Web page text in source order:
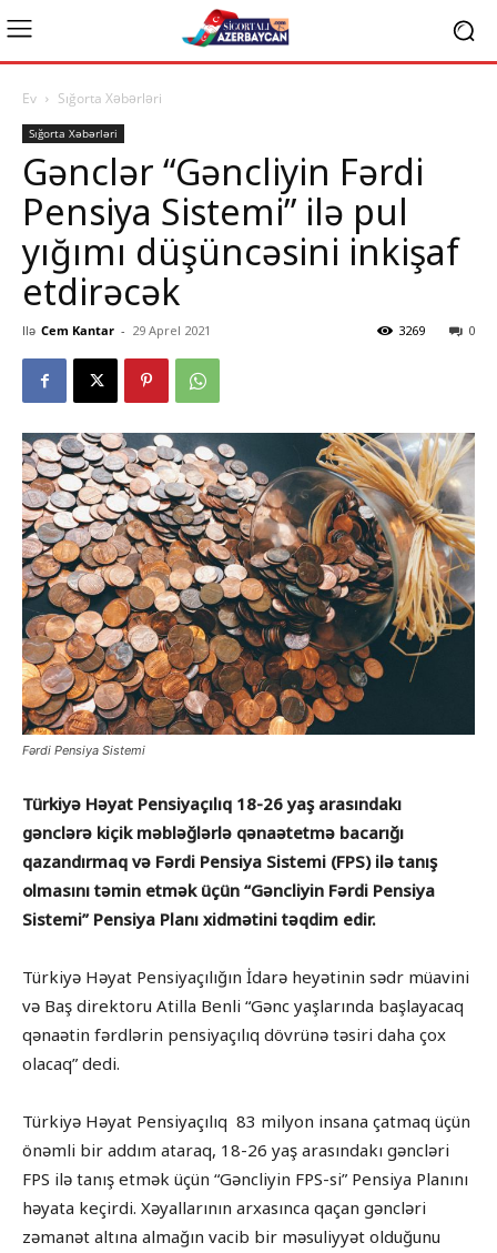
Ev Sığorta Xəbərləri
Sığorta Xəbərləri
Gənclər “Gəncliyin Fərdi
Pensiya Sistemi” ilə pul
yığımı düşüncəsini inkişaf
etdirəcək
Ilə Cem Kantar - 29 Aprel 2021 0
3269
Fərdi Pensiya Sistemi
Türkiyə Həyat Pensiyaçılıq 18-26 yaş arasındakı
gənclərə kiçik məbləğlərlə qənaətetmə bacarığı
qazandırmaq və Fərdi Pensiya Sistemi (FPS) ilə tanış
olmasını təmin etmək üçün “Gəncliyin Fərdi Pensiya
Sistemi” Pensiya Planı xidmətini təqdim edir.
Türkiyə Həyat Pensiyaçılığın İdarə heyətinin sədr müavini
və Baş direktoru Atilla Benli “Gənc yaşlarında başlayacaq
qənaətin fərdlərin pensiyaçılıq dövrünə təsiri daha çox
olacaq” dedi.
Türkiyə Həyat Pensiyaçılıq 83 milyon insana çatmaq üçün
önəmli bir addım ataraq, 18-26 yaş arasındakı gəncləri
FPS ilə tanış etmək üçün “Gəncliyin FPS-si” Pensiya Planını
həyata keçirdi. Xəyallarının arxasınca qaçan gəncləri
zəmanət altına almağın vacib bir məsuliyyət olduğunu